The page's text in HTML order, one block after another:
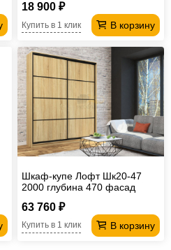
18 900 ₽
В корзину
Купить в 1 клик
Шкаф-купе Лофт Шк20-47
2000 глубина 470 фасад
63 760 ₽
В корзину
Купить в 1 клик